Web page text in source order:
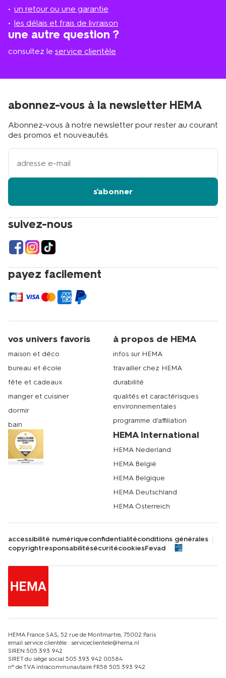
un retour ou une garantie
les délais et frais de livraison
une autre question ?
consultez le service clientèle
plus
proche
suivez-nous
payez facilement
abonnez-vous à la newsletter HEMA
Abonnez-vous à notre newsletter pour rester au courant
des promos et nouveautés.
votre
adresse
s'abonner
vos univers favoris
maison et déco
bureau et école
fête et cadeaux
manger et cuisiner
dormir
bain
à propos de HEMA
infos sur HEMA
travailler chez HEMA
durabilité
qualités et caractérisques
environnementales
programme d'affiliation
HEMA International
HEMA Nederland
HEMA België
HEMA Belgique
HEMA Deutschland
HEMA Österreich
accessibilité numériqueconfidentialitéconditions générales
copyrightresponsabilitésécuritécookiesFevad
HEMA France SAS, 52 rue de Montmartre, 75002 Paris
email service clientèle : serviceclientele@hema.nl
SIREN 505 393 942
SIRET du siège social 505 393 942 00584
nº de TVA intracommunautaire FR58 505 393 942